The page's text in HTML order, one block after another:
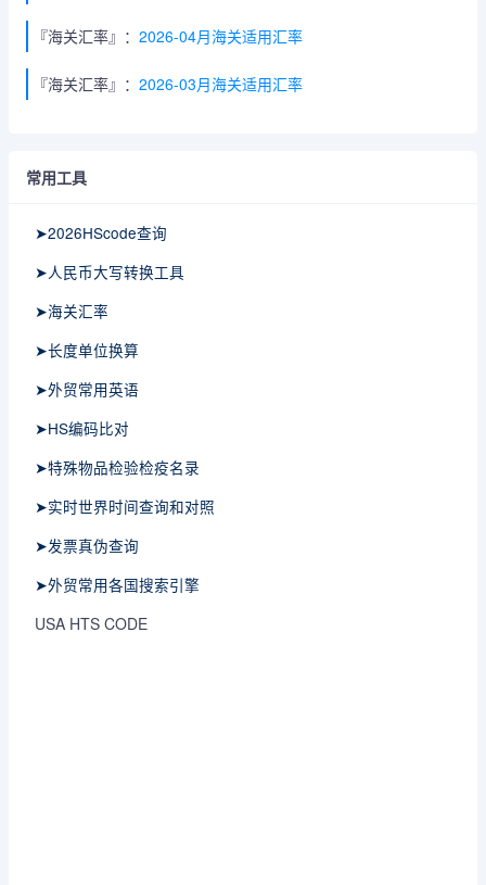
『海关汇率』： 2026-04月海关适用汇率
『海关汇率』： 2026-03月海关适用汇率
常用工具
➤2026HScode查询
➤人民币大写转换工具
➤海关汇率
➤长度单位换算
➤外贸常用英语
➤HS编码比对
➤特殊物品检验检疫名录
➤实时世界时间查询和对照
➤发票真伪查询
➤外贸常用各国搜索引擎
USA HTS CODE